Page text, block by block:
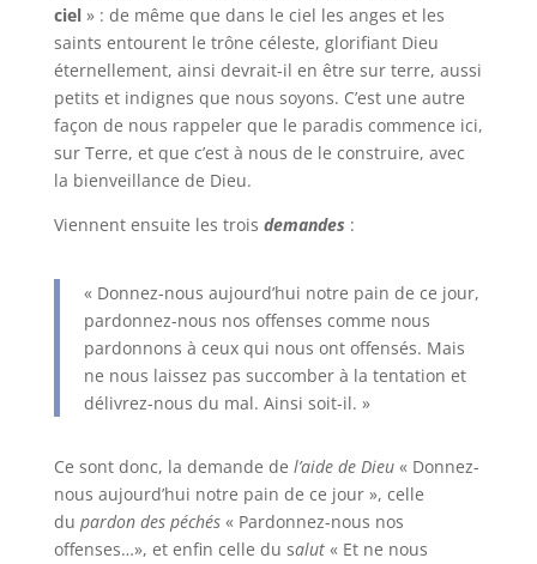
ciel» : de même que dans le ciel les anges et les
saints entourent le trône céleste, glorifiant Dieu
éternellement, ainsi devrait-il en être sur terre, aussi
petits et indignes que nous soyons. C’est une autre
façon de nous rappeler que le paradis commence ici,
sur Terre, et que c’est à nous de le construire, avec
la bienveillance de Dieu.
Viennent ensuite les trois demandes :
« Donnez-nous aujourd’hui notre pain de ce jour,
pardonnez-nous nos offenses comme nous
pardonnons à ceux qui nous ont offensés. Mais
ne nous laissez pas succomber à la tentation et
délivrez-nous du mal. Ainsi soit-il. »
Ce sont donc, la demande de l’aide de Dieu« Donnez-
nous aujourd’hui notre pain de ce jour », celle
du pardon des péchés« Pardonnez-nous nos
offenses…», et enfin celle du salut« Et ne nous